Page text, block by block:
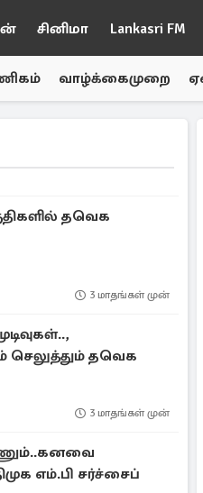
சினிமா Lankasri FM
வாழ்க்கைமுறை
தவெக
3 மாதங்கள் முன்
தவெக
3 மாதங்கள் முன்
எம்.பி சர்ச்சைப்